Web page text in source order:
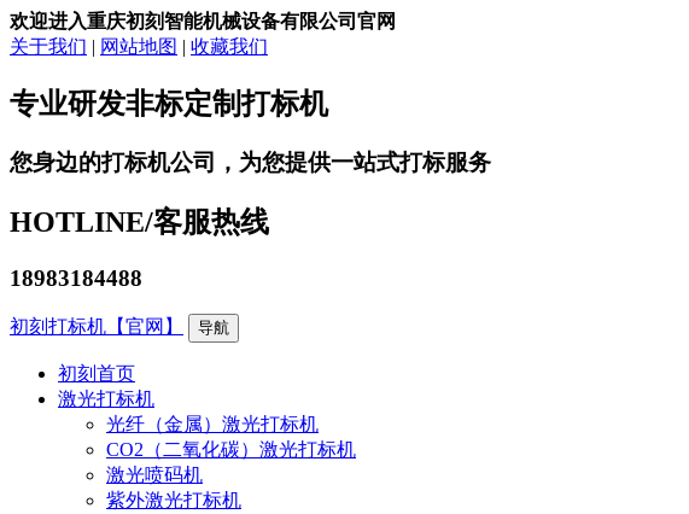
欢迎进入重庆初刻智能机械设备有限公司官网
关于我们 | 网站地图 | 收藏我们
专业研发非标定制打标机
您身边的打标机公司，为您提供一站式打标服务
HOTLINE/客服热线
18983184488
初刻打标机【官网】 导航
初刻首页
激光打标机
光纤（金属）激光打标机
CO2（二氧化碳）激光打标机
激光喷码机
紫外激光打标机